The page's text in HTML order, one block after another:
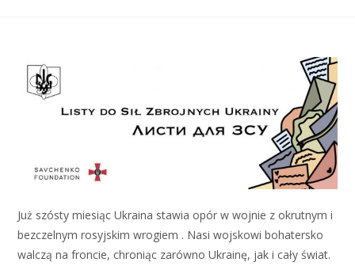
Już szósty miesiąc Ukraina stawia opór w wojnie z okrutnym i
bezczelnym rosyjskim wrogiem . Nasi wojskowi bohatersko
walczą na froncie, chroniąc zarówno Ukrainę, jak i cały świat.